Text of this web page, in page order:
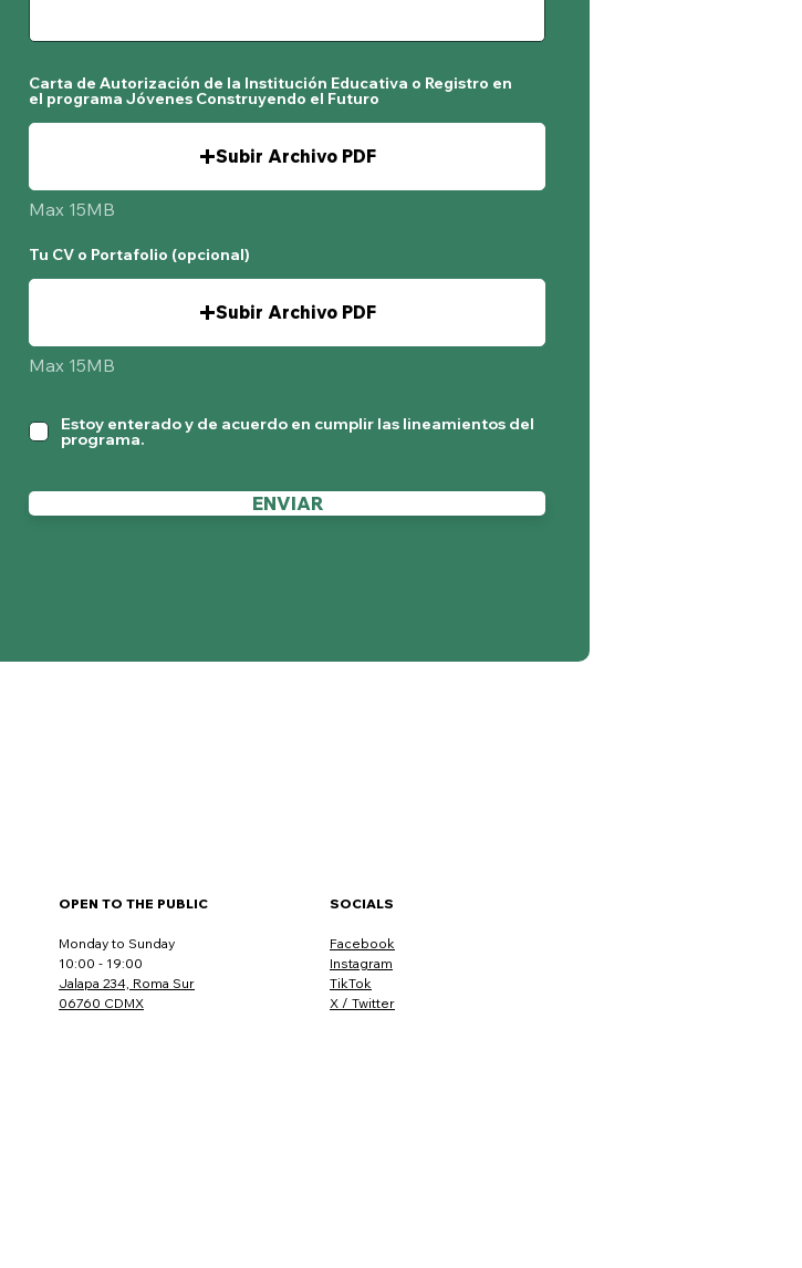
Carta de Autorización de la Institución Educativa o Registro en
el programa Jóvenes Construyendo el Futuro
Subir Archivo PDF
Max 15MB
Tu CV o Portafolio (opcional)
Subir Archivo PDF
Max 15MB
Estoy enterado y de acuerdo en cumplir las lineamientos del
programa.
ENVIAR
OPEN TO THE PUBLIC
Monday to Sunday
10:00 - 19:00
Jalapa 234, Roma Sur
06760 CDMX
SOCIALS
Facebook
Instagram
TikTok
X / Twitter